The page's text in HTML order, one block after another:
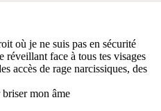
où je ne suis pas en sécurité
réveillant face à tous tes visages
accès de rage narcissiques, des
mon âme